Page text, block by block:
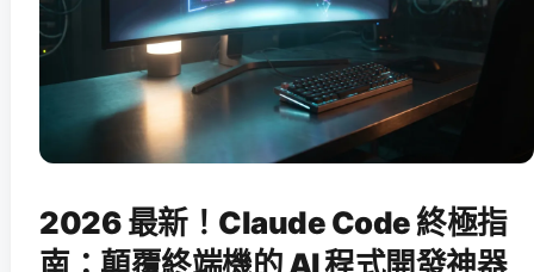
2026 最新！Claude Code 終極指
南：顛覆終端機的 AI 程式開發神器